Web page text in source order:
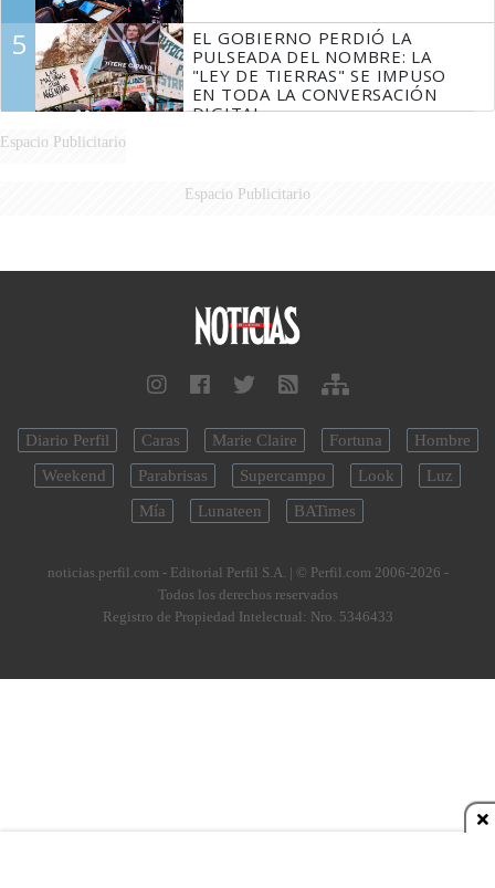
5
EL GOBIERNO PERDIÓ LA
PULSEADA DEL NOMBRE: LA
"LEY DE TIERRAS" SE IMPUSO
EN TODA LA CONVERSACIÓN
DIGITAL
Espacio Publicitario
Espacio Publicitario
Diario Perfil Caras Marie Claire Fortuna
Hombre
Weekend
Parabrisas Supercampo Look
Luz
Mía
Lunateen BATimes
noticias.perfil.com - Editorial Perfil S.A. | © Perfil.com 2006-2026 -
Todos los derechos reservados
Registro de Propiedad Intelectual: Nro. 5346433